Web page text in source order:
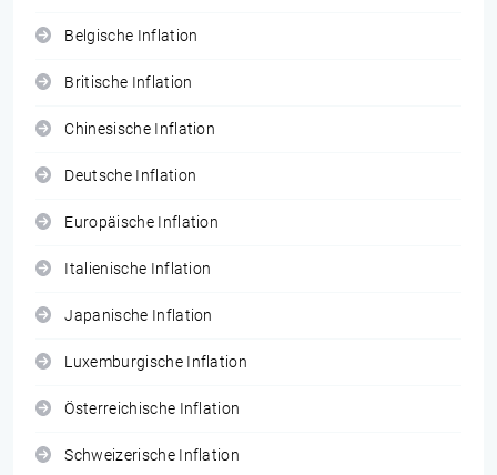
Belgische Inflation
Britische Inflation
Chinesische Inflation
Deutsche Inflation
Europäische Inflation
Italienische Inflation
Japanische Inflation
Luxemburgische Inflation
Österreichische Inflation
Schweizerische Inflation